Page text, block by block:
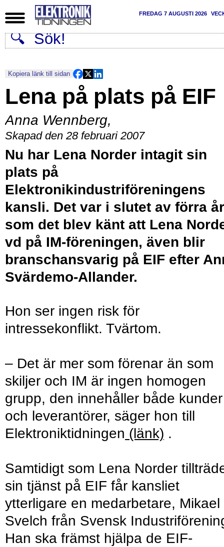
FREDAG 7 AUGUSTI 2026
Kopiera länk till sidan
Lena på plats på EIF
Anna Wennberg,
Skapad den 28 februari 2007
Nu har Lena Norder intagit sin
plats på
Elektronikindustriföreningens
kansli. Det var i slutet av förra
som det blev känt att Lena
vd på IM-föreningen, även blir
branschansvarig på EIF efter
Svärdemo-Allander.
Hon ser ingen risk för
intressekonflikt. Tvärtom.
– Det är mer som förenar än som
skiljer och IM är ingen homogen
grupp, den innehåller både kunder
och leverantörer, säger hon till
Elektroniktidningen (länk) .
Samtidigt som Lena Norder
sin tjänst på EIF får kansliet
ytterligare en medarbetare, Mikael
Svelch från Svensk
Han ska främst hjälpa de EIF-